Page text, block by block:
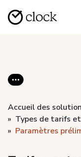
Accueil des
Types de tarifs
Paramètres